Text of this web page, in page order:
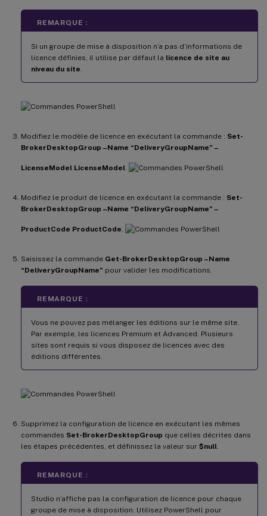
REMARQUE :
Si un groupe de mise à disposition n’a pas d’informations de
licence définies, il utilise par défaut la licence de site au
niveau du site
Modifiez le modèle de licence en exécutant la commande : Set-
BrokerDesktopGroup –Name “DeliveryGroupName” –
LicenseModel LicenseModel
Modifiez le produit de licence en exécutant la commande : Set-
BrokerDesktopGroup –Name “DeliveryGroupName” –
ProductCode ProductCode
Saisissez la commande Get-BrokerDesktopGroup –Name
“DeliveryGroupName” pour valider les modifications.
REMARQUE :
Vous ne pouvez pas mélanger les éditions sur le même site.
Par exemple, les licences Premium et Advanced. Plusieurs
sites sont requis si vous disposez de licences avec des
éditions différentes.
Supprimez la configuration de licence en exécutant les mêmes
commandes Set-BrokerDesktopGroup que celles décrites dans
les étapes précédentes, et définissez la valeur sur $null
REMARQUE :
Studio n’affiche pas la configuration de licence pour chaque
groupe de mise à disposition. Utilisez PowerShell pour